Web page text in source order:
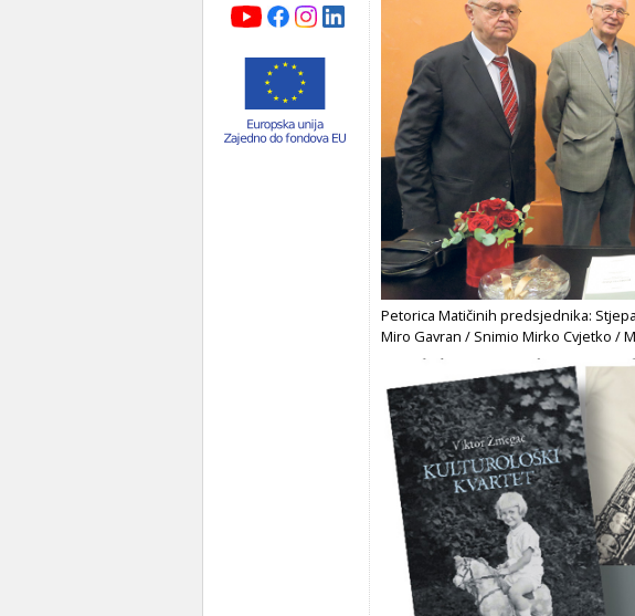
Petorica Matičinih predsjednika:
Miro Gavran / Snimio Mirko Cvjetko /